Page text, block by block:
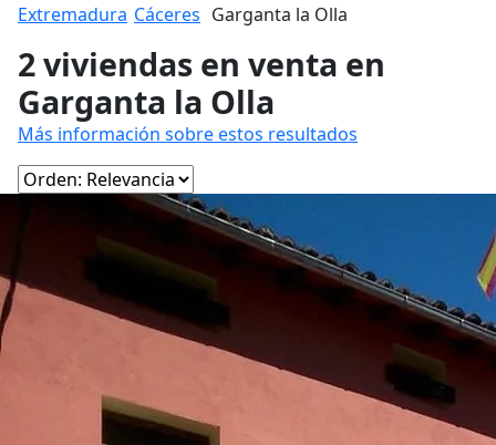
Extremadura Cáceres Garganta la Olla
2 viviendas en venta en
Garganta la Olla
Más información sobre estos resultados